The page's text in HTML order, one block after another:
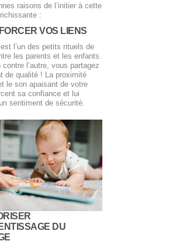
raisons de l’initier à cette
:
VOS LIENS
l’un des petits rituels de
les parents et les enfants.
contre l’autre, vous partagez
de qualité ! La proximité
le son apaisant de votre
sa confiance et lui
sentiment de sécurité.
DU